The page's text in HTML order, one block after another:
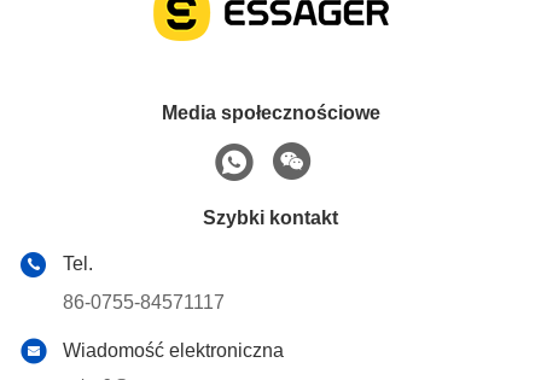
Media społecznościowe
Szybki kontakt
Tel.
86-0755-84571117
Wiadomość elektroniczna